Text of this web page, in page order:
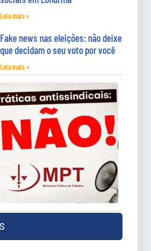
Leia mais »
Fake news nas eleições: não deixe
que decidam o seu voto por você
Leia mais »